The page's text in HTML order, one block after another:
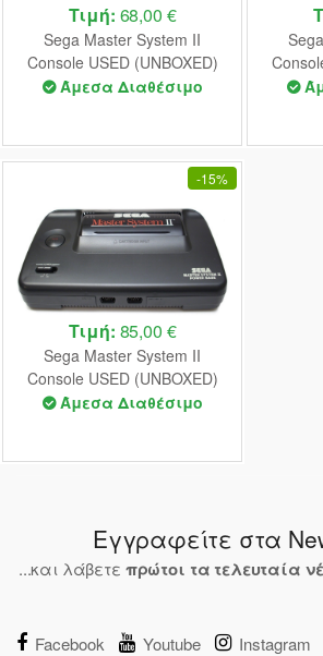
Τιμή: 68,00 €
Sega Master System II
Console USED (UNBOXED)
(Alex Kidd Pre-Installed with
Άμεσα Διαθέσιμο
-15%
Τιμή: 85,00 €
Sega Master System II
Console USED (UNBOXED)
(Sonic Pre-Installed with
Άμεσα Διαθέσιμο
Εγγραφείτε στα
...και λάβετε πρώτοι τα τελευταία
Facebook Youtube Instagram